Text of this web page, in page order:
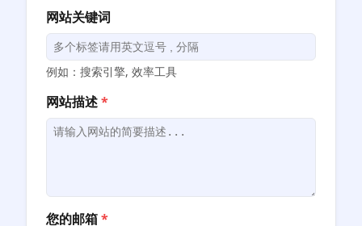
网站关键词
例如：搜索引擎, 效率工具
网站描述*
您的邮箱*